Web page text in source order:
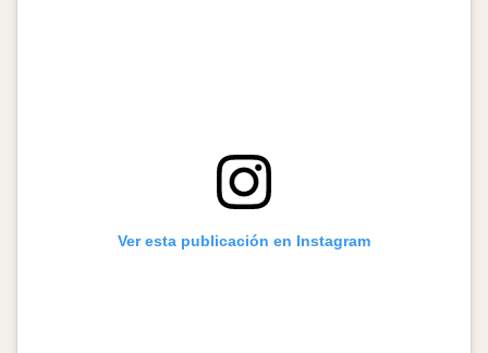
Ver esta publicación en Instagram